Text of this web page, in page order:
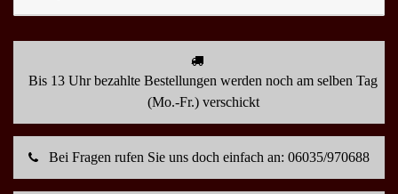
Bis 13 Uhr bezahlte Bestellungen werden noch am selben Tag
(Mo.-Fr.) verschickt
Bei Fragen rufen Sie uns doch einfach an: 06035/970688